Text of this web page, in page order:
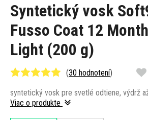
Syntetický vosk
Fusso Coat 12
Light (200 g)
(30 hodnotení)
syntetický vosk pre svetlé odtiene, výdrž
Viac o produkte